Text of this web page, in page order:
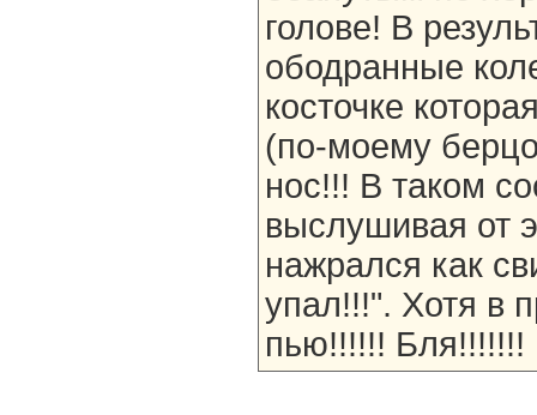
голове! В
ободранные
косточке
(по-моему
нос!!! В таком
выслушивая от
нажрался как
упал!!!". Хотя в
пью!!!!!! Бля!!!!!!!